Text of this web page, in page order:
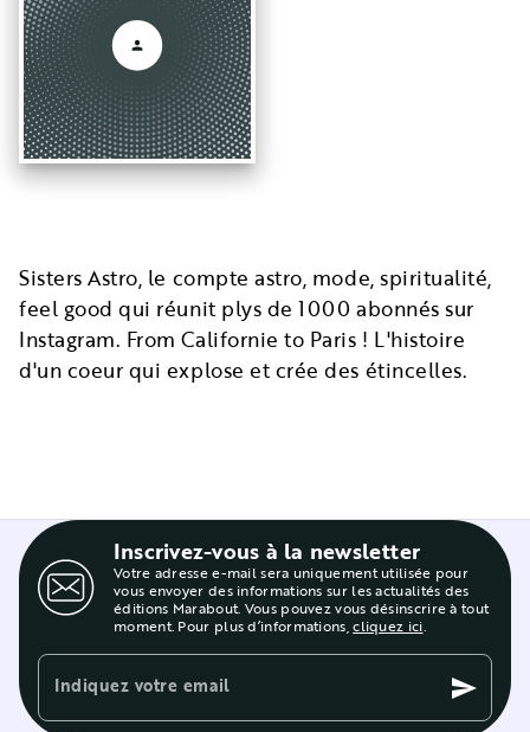
Sisters Astro, le compte astro, mode, spiritualité,
feel good qui réunit plys de 1000 abonnés sur
Instagram. From Californie to Paris ! L'histoire
d'un coeur qui explose et crée des étincelles.
Inscrivez-vous à la newsletter
Votre adresse e-mail sera uniquement utilisée pour
vous envoyer des informations sur les actualités des
éditions Marabout. Vous pouvez vous désinscrire à tout
moment. Pour plus d’informations,cliquez ici.
Indiquez votre email send